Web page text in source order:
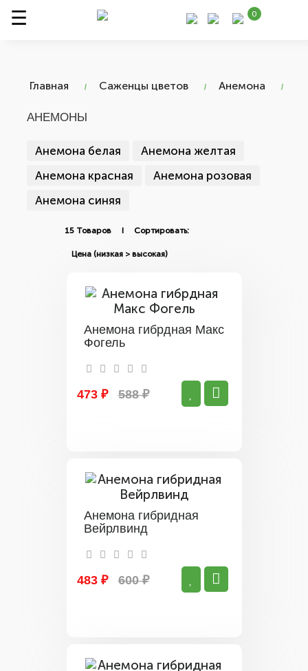
0
Главная Саженцы цветов Анемона
АНЕМОНЫ
Анемона белая
Анемона желтая
Анемона красная
Анемона розовая
Анемона синяя
15 Товаров I Сортировать:
Анемона гибрдная Макс
Фогель
473 ₽ 588 ₽
Анемона гибридная
Вейрлвинд
483 ₽ 600 ₽